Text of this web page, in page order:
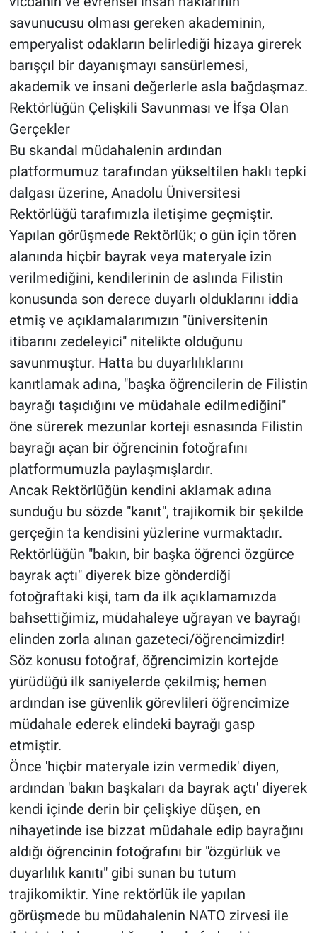
savunucusu olması gereken akademinin,
emperyalist odakların belirlediği hizaya girerek
barışçıl bir dayanışmayı sansürlemesi,
akademik ve insani değerlerle asla bağdaşmaz.
Rektörlüğün Çelişkili Savunması ve İfşa Olan
Gerçekler
Bu skandal müdahalenin ardından
platformumuz tarafından yükseltilen haklı tepki
dalgası üzerine, Anadolu Üniversitesi
Rektörlüğü tarafımızla iletişime geçmiştir.
Yapılan görüşmede Rektörlük; o gün için tören
alanında hiçbir bayrak veya materyale izin
verilmediğini, kendilerinin de aslında Filistin
konusunda son derece duyarlı olduklarını iddia
etmiş ve açıklamalarımızın "üniversitenin
itibarını zedeleyici" nitelikte olduğunu
savunmuştur. Hatta bu duyarlılıklarını
kanıtlamak adına, "başka öğrencilerin de Filistin
bayrağı taşıdığını ve müdahale edilmediğini"
öne sürerek mezunlar korteji esnasında Filistin
bayrağı açan bir öğrencinin fotoğrafını
platformumuzla paylaşmışlardır.
Ancak Rektörlüğün kendini aklamak adına
sunduğu bu sözde "kanıt", trajikomik bir şekilde
gerçeğin ta kendisini yüzlerine vurmaktadır.
Rektörlüğün "bakın, bir başka öğrenci özgürce
bayrak açtı" diyerek bize gönderdiği
fotoğraftaki kişi, tam da ilk açıklamamızda
bahsettiğimiz, müdahaleye uğrayan ve bayrağı
elinden zorla alınan gazeteci/öğrencimizdir!
Söz konusu fotoğraf, öğrencimizin kortejde
yürüdüğü ilk saniyelerde çekilmiş; hemen
ardından ise güvenlik görevlileri öğrencimize
müdahale ederek elindeki bayrağı gasp
etmiştir.
Önce 'hiçbir materyale izin vermedik' diyen,
ardından 'bakın başkaları da bayrak açtı' diyerek
kendi içinde derin bir çelişkiye düşen, en
nihayetinde ise bizzat müdahale edip bayrağını
aldığı öğrencinin fotoğrafını bir "özgürlük ve
duyarlılık kanıtı" gibi sunan bu tutum
trajikomiktir. Yine rektörlük ile yapılan
görüşmede bu müdahalenin NATO zirvesi ile